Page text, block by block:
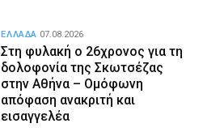
Στη φυλακή ο 26χρονος για τη
δολοφονία της Σκωτσέζας
στην Αθήνα – Ομόφωνη
απόφαση ανακριτή και
εισαγγελέα
ΕΛΛΑΔΑ 07.08.2026